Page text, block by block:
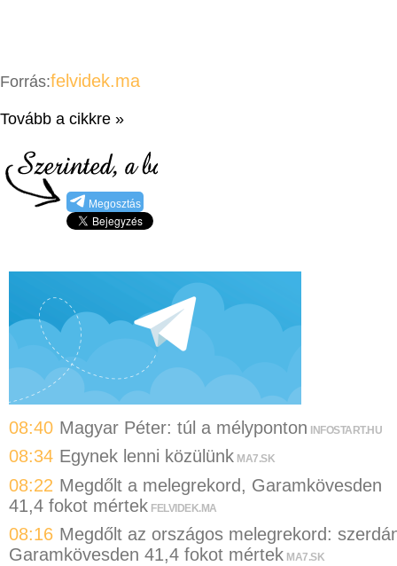
Forrás:felvidek.ma
Tovább a cikkre »
Megosztás
08:40 Magyar Péter: túl a mélyponton INFOSTART.HU
08:34 Egynek lenni közülünk MA7.SK
08:22 Megdőlt a melegrekord, Garamkövesden
41,4 fokot mértek FELVIDEK.MA
08:16 Megdőlt az országos melegrekord:
Garamkövesden 41,4 fokot mértek MA7.SK